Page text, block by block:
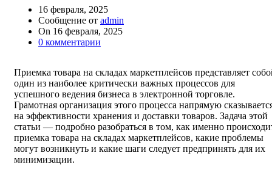
16 февраля, 2025
Сообщение от admin
On 16 февраля, 2025
0 комментарии
Приемка товара на складах маркетплейсов представляет
один из наиболее критически важных процессов для
успешного ведения бизнеса в электронной торговле.
Грамотная организация этого процесса напрямую
на эффективности хранения и доставки товаров. Задача этой
статьи — подробно разобраться в том, как именно
приемка товара на складах маркетплейсов, какие проблемы
могут возникнуть и какие шаги следует предпринять для их
минимизации.